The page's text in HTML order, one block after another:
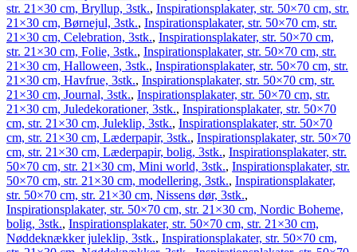
str. 21×30 cm, Bryllup, 3stk., Inspirationsplakater, str. 50×70 cm, str.
21×30 cm, Børnejul, 3stk., Inspirationsplakater, str. 50×70 cm, str.
21×30 cm, Celebration, 3stk., Inspirationsplakater, str. 50×70 cm,
str. 21×30 cm, Folie, 3stk., Inspirationsplakater, str. 50×70 cm, str.
21×30 cm, Halloween, 3stk., Inspirationsplakater, str. 50×70 cm, str.
21×30 cm, Havfrue, 3stk., Inspirationsplakater, str. 50×70 cm, str.
21×30 cm, Journal, 3stk., Inspirationsplakater, str. 50×70 cm, str.
21×30 cm, Juledekorationer, 3stk., Inspirationsplakater, str. 50×70
cm, str. 21×30 cm, Juleklip, 3stk., Inspirationsplakater, str. 50×70
cm, str. 21×30 cm, Læderpapir, 3stk., Inspirationsplakater, str. 50×70
cm, str. 21×30 cm, Læderpapir, bolig, 3stk., Inspirationsplakater, str.
50×70 cm, str. 21×30 cm, Mini world, 3stk., Inspirationsplakater, str.
50×70 cm, str. 21×30 cm, modellering, 3stk., Inspirationsplakater,
str. 50×70 cm, str. 21×30 cm, Nissens dør, 3stk.,
Inspirationsplakater, str. 50×70 cm, str. 21×30 cm, Nordic Boheme,
bolig, 3stk., Inspirationsplakater, str. 50×70 cm, str. 21×30 cm,
Nøddeknækker juleklip, 3stk., Inspirationsplakater, str. 50×70 cm,